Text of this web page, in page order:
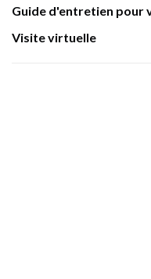
Guide d'entretien pour
Visite virtuelle